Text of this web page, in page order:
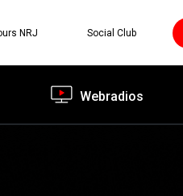
NRJ Social Club
Webradios